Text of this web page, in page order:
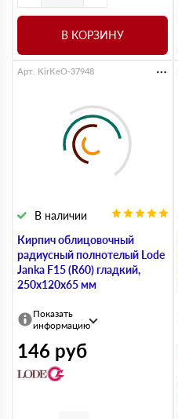
В КОРЗИНУ
Кирпич облицовочный
радиусный полнотелый Lode
Janka F15 (R60) гладкий,
250х120х65 мм
В наличии
Арт. KirKeO-37948
Показать
информацию
146 руб